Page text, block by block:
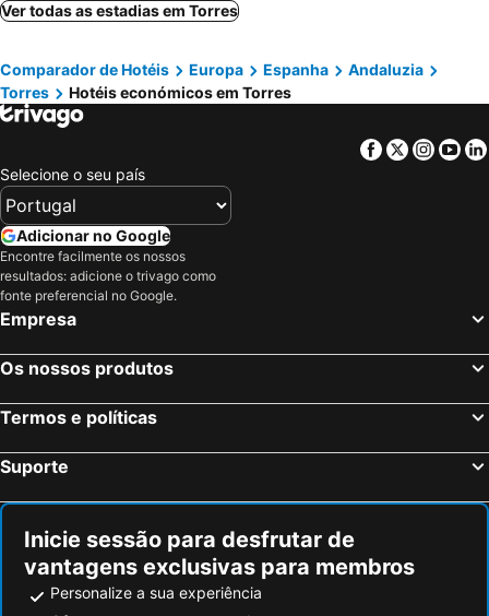
Ver todas as estadias em Torres
Comparador de Hotéis Europa Espanha
Andaluzia
Torres
Hotéis económicos em Torres
Facebook
Twitter
Selecione o seu país
Adicionar no Google
Encontre facilmente os nossos
resultados: adicione o trivago como
fonte preferencial no Google.
Empresa
Os nossos produtos
Termos e políticas
Suporte
Inicie sessão para desfrutar de
vantagens exclusivas para membros
Personalize a sua experiência